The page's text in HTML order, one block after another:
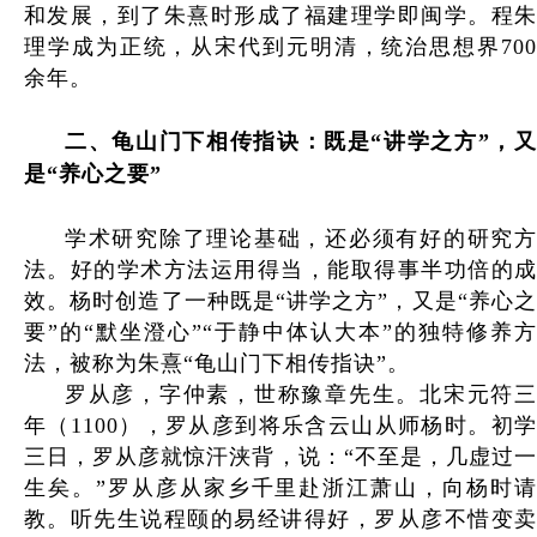
和发展，到了朱熹时形成了福建理学即闽学。程朱
理学成为正统，从宋代到元明清，统治思想界700
余年。
二、龟山门下相传指诀：既是“讲学之方”，又
是“养心之要”
学术研究除了理论基础，还必须有好的研究方
法。好的学术方法运用得当，能取得事半功倍的成
效。杨时创造了一种既是“讲学之方”，又是“养心之
要”的“默坐澄心”“于静中体认大本”的独特修养方
法，被称为朱熹“龟山门下相传指诀”。
罗从彦，字仲素，世称豫章先生。北宋元符三
年（1100），罗从彦到将乐含云山从师杨时。初学
三日，罗从彦就惊汗浃背，说：“不至是，几虚过一
生矣。”罗从彦从家乡千里赴浙江萧山，向杨时请
教。听先生说程颐的易经讲得好，罗从彦不惜变卖